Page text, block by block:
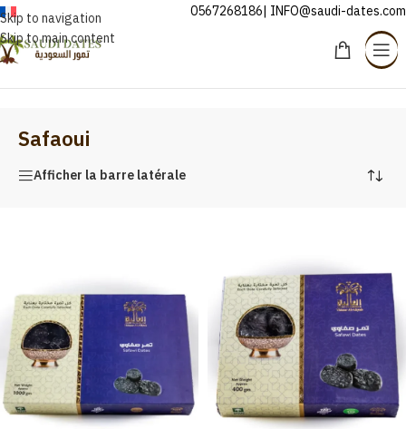
Skip to navigation
Skip to main content
FRANÇAIS 0567268186| INFO@saudi-dates.com
Accueil/Safaoui
Safaoui
Afficher la barre latérale